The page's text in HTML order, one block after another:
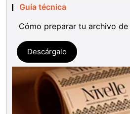
Guía técnica
Cómo preparar tu archivo
Descárgalo